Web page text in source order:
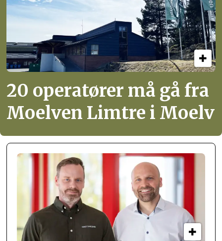
20 operatører må gå fra
Moelven Limtre i Moelv